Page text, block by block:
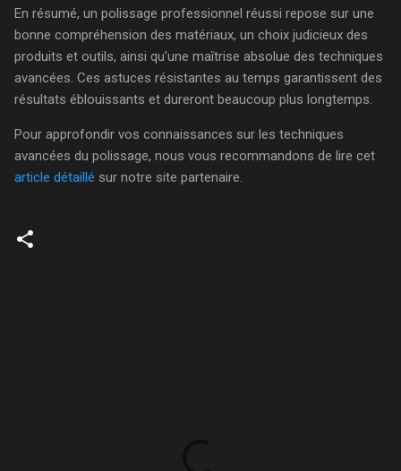
En résumé, un polissage professionnel réussi repose sur une
bonne compréhension des matériaux, un choix judicieux des
produits et outils, ainsi qu'une maîtrise absolue des techniques
avancées. Ces astuces résistantes au temps garantissent des
résultats éblouissants et dureront beaucoup plus longtemps.
Pour approfondir vos connaissances sur les techniques
avancées du polissage, nous vous recommandons de lire cet
article détaillé sur notre site partenaire.